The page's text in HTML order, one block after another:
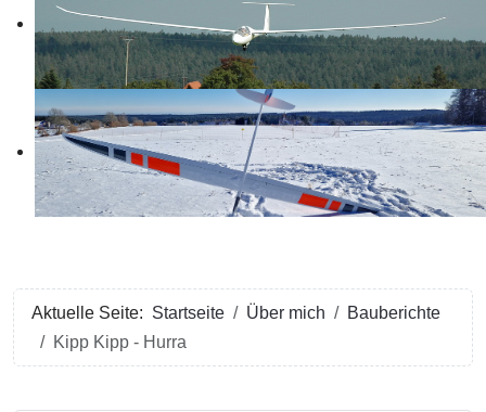
Aktuelle Seite: Startseite Über mich
Bauberichte
Kipp Kipp - Hurra